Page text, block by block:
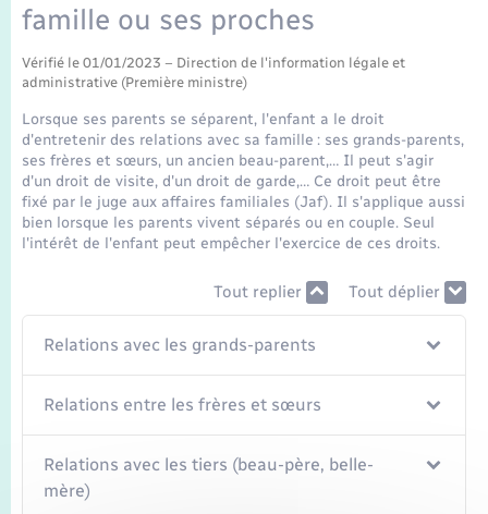
Sécurité - Prévention
Transports
Voirie et espace public
famille ou ses proches
Vérifié le 01/01/2023 – Direction de l'information légale et
administrative (Première ministre)
Lorsque ses parents se séparent, l'enfant a le droit
d'entretenir des relations avec sa famille : ses grands-parents,
ses frères et sœurs, un ancien beau-parent,… Il peut s'agir
d'un droit de visite, d'un droit de garde,… Ce droit peut être
fixé par le juge aux affaires familiales (Jaf). Il s'applique aussi
bien lorsque les parents vivent séparés ou en couple. Seul
l'intérêt de l'enfant peut empêcher l'exercice de ces droits.
Tout replier Tout déplier
Relations avec les grands-parents
Relations entre les frères et sœurs
Relations avec les tiers (beau-père, belle-
mère)